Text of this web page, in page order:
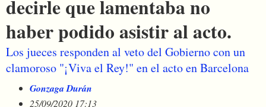
decirle que lamentaba no
haber podido asistir al acto.
Los jueces responden al veto del Gobierno con un
clamoroso "¡Viva el Rey!" en el acto en Barcelona
Gonzaga Durán
25/09/2020 17:13